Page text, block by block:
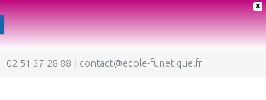
X
02 51 37 28 88 contact@ecole-funetique.fr